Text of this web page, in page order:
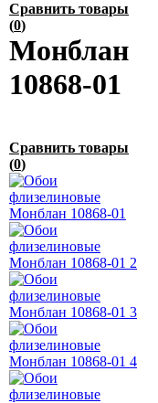
Сравнить товары
(0)
Монблан
10868-01
Сравнить товары
(0)